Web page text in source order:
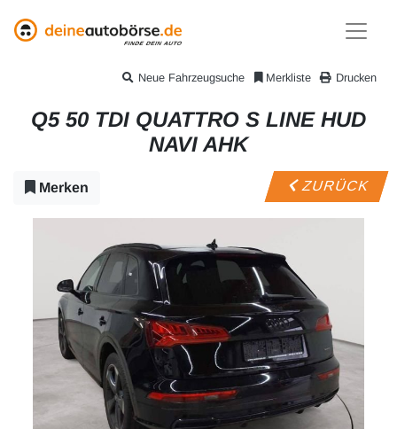
Drucken
Merkliste
Neue Fahrzeugsuche
Q5 50 TDI QUATTRO S LINE HUD
NAVI AHK
Merken ZURÜCK